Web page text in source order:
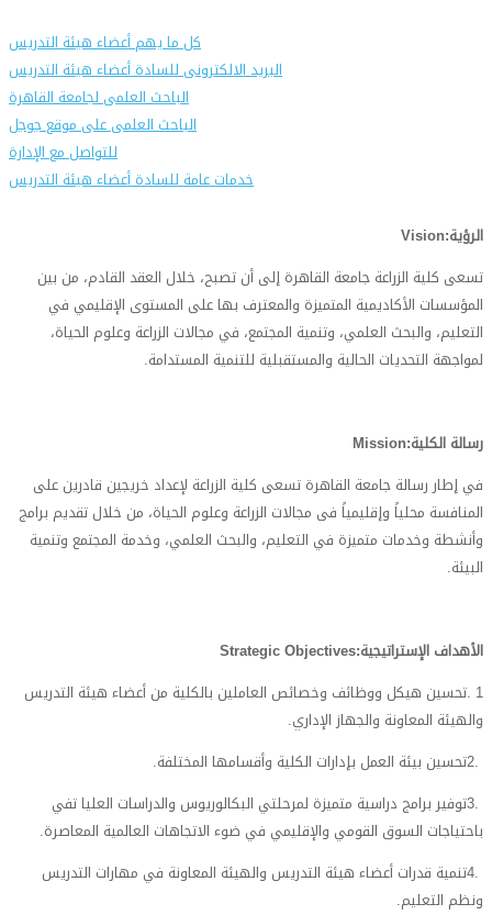
كل ما يهم أعضاء هيئة التدريس
البريد الالكترونى للسادة أعضاء هيئة التدريس
الباحث العلمى لجامعة القاهرة
الباحث العلمى على موقع جوجل
للتواصل مع الإدارة
خدمات عامة للسادة أعضاء هيئة التدريس
الرؤيةVision:
تسعى كلية الزراعة جامعة القاهرة إلى أن تصبح، خلال العقد القادم، من بين
المؤسسات الأكاديمية المتميزة والمعترف بها على المستوى الإقليمي في
التعليم، والبحث العلمي، وتنمية المجتمع، في مجالات الزراعة وعلوم الحياة،
لمواجهة التحديات الحالية والمستقبلية للتنمية المستدامة.
رسالة الكليةMission:
في إطار رسالة جامعة القاهرة تسعى كلية الزراعة لإعداد خريجين قادرين على
المنافسة محلياً وإقليمياً فى مجالات الزراعة وعلوم الحياة، من خلال تقديم برامج
وأنشطة وخدمات متميزة في التعليم، والبحث العلمي، وخدمة المجتمع وتنمية
البيئة.
الأهداف الإستراتيجيةStrategic Objectives:
1
.تحسين هيكل ووظائف وخصائص العاملين بالكلية من أعضاء هيئة التدريس
والهيئة المعاونة والجهاز الإداري.
2.تحسين بيئة العمل بإدارات الكلية وأقسامها المختلفة.
3.توفير برامج دراسية متميزة لمرحلتي البكالوريوس والدراسات العليا تفي
باحتياجات السوق القومي والإقليمي في ضوء الاتجاهات العالمية المعاصرة.
4.تنمية قدرات أعضاء هيئة التدريس والهيئة المعاونة في مهارات التدريس
ونظم التعليم.